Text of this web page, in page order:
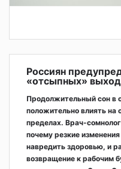
Россиян
«отсыпных»
Продолжительный сон в
положительно влиять на
пределах. Врач-
почему резкие
навредить здоровью, и
возвращение к рабочим